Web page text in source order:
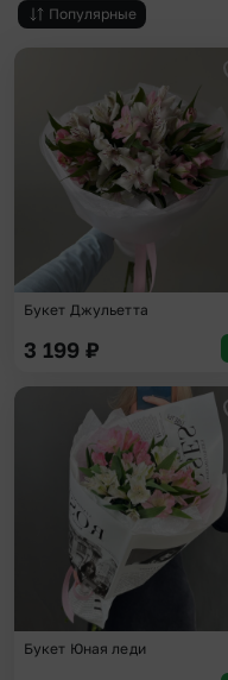
Популярные
Букет Джульетта
3 199 ₽
Букет Юная леди